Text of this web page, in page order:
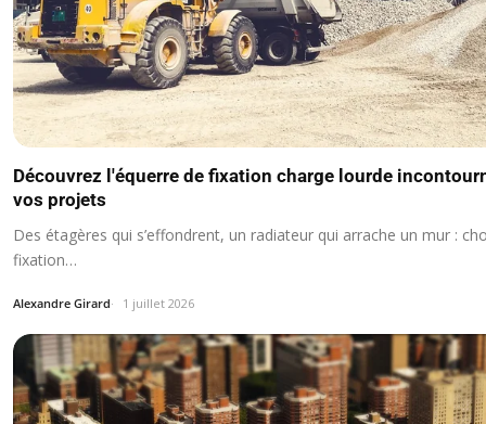
Découvrez l'équerre de fixation charge lourde
vos projets
Des étagères qui s’effondrent, un radiateur qui arrache un mur :
fixation…
Alexandre Girard 1 juillet 2026